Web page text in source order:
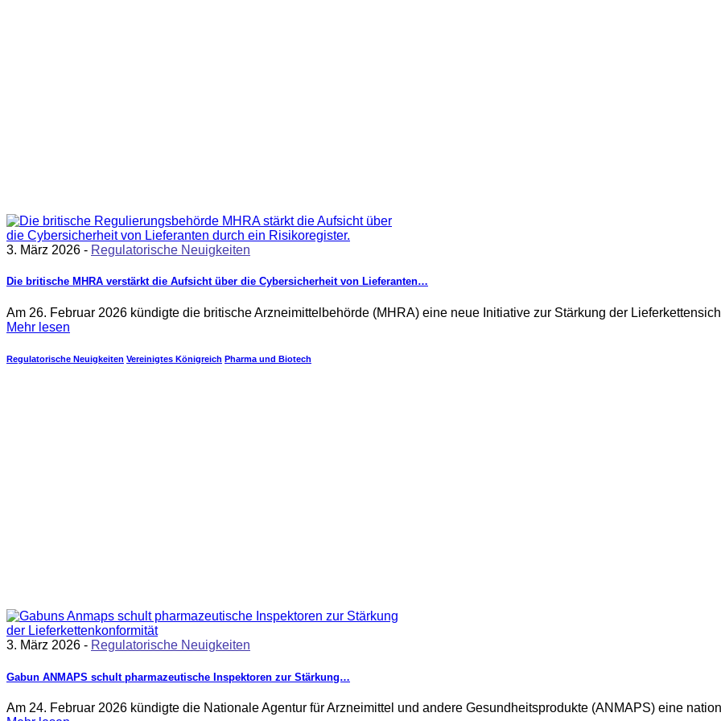
3. März 2026 - Regulatorische Neuigkeiten
Die britische MHRA verstärkt die Aufsicht über die Cybersicherheit von Lieferanten…
Am 26. Februar 2026 kündigte die britische Arzneimittelbehörde (MHRA) eine neue Initiative zur Stärkung der
Mehr lesen
Regulatorische Neuigkeiten Vereinigtes Königreich Pharma und Biotech
3. März 2026 - Regulatorische Neuigkeiten
Gabun ANMAPS schult pharmazeutische Inspektoren zur Stärkung…
Am 24. Februar 2026 kündigte die Nationale Agentur für Arzneimittel und andere Gesundheitsprodukte (ANMAPS) eine